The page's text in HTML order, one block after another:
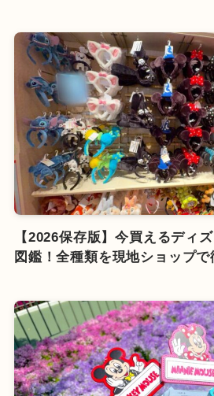
【2026保存版】今買えるディ
図鑑！全種類を現地ショップ